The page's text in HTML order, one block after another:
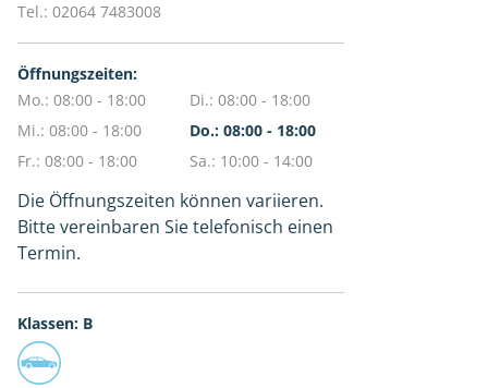
Tel.: 02064 7483008
Öffnungszeiten:
Mo.: 08:00 - 18:00
Di.: 08:00 - 18:00
Mi.: 08:00 - 18:00
Do.: 08:00 - 18:00
Fr.: 08:00 - 18:00
Sa.: 10:00 - 14:00
Die Öffnungszeiten können variieren.
Bitte vereinbaren Sie telefonisch einen
Termin.
Klassen: B